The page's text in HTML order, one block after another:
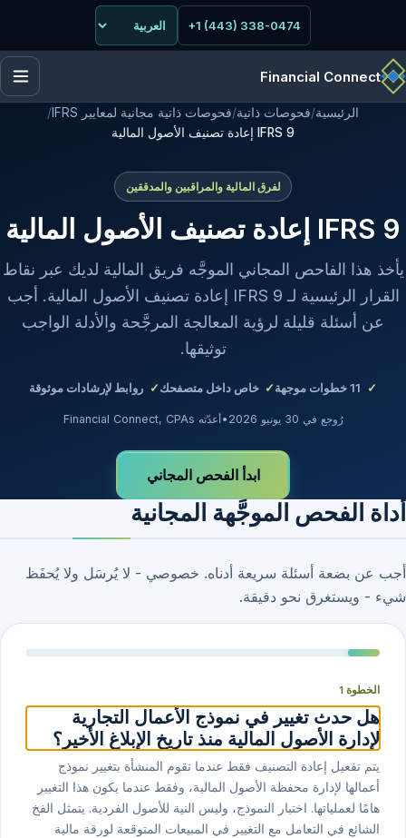
+1 (443) 338-0474
Financial Connect
الرئيسية/فحوصات ذاتية/فحوصات ذاتية مجانية لمعايير IFRS
/
IFRS 9 إعادة تصنيف الأصول المالية
لفرق المالية والمراقبين والمدققين
IFRS 9 إعادة تصنيف الأصول المالية
يأخذ هذا الفاحص المجاني الموجَّه فريق المالية لديك عبر نقاط
القرار الرئيسية لـ IFRS 9 إعادة تصنيف الأصول المالية. أجب
عن أسئلة قليلة لرؤية المعالجة المرجَّحة والأدلة الواجب
توثيقها.
11 خطوات موجهة خاص داخل متصفحك روابط لإرشادات موثوقة
رُوجع في 30 يونيو 2026 •أعدّته Financial Connect, CPAs
ابدأ الفحص المجاني
أداة الفحص الموجَّهة المجانية
أجب عن بضعة أسئلة سريعة أدناه. خصوصي - لا يُرسَل ولا يُحفَظ
شيء - ويستغرق نحو دقيقة.
الخطوة 1
هل حدث تغيير في نموذج الأعمال التجارية
لإدارة الأصول المالية منذ تاريخ الإبلاغ الأخير؟
يتم تفعيل إعادة التصنيف فقط عندما تقوم المنشأة بتغيير نموذج
أعمالها لإدارة محفظة الأصول المالية، وفقط عندما يكون هذا التغيير
هامًا لعملياتها. اختبار النموذج، وليس النية للأصول الفردية. يتمثل الفخ
الشائع في التعامل مع التغيير في المبيعات المتوقعة لورقة مالية